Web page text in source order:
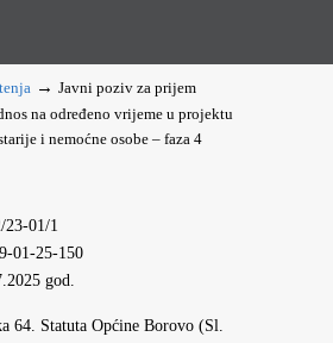
→ Javni poziv za prijem
na određeno vrijeme u projektu
i nemoćne osobe – faza 4
01/1
01-25-150
god.
64. Statuta Općine Borovo (Sl.